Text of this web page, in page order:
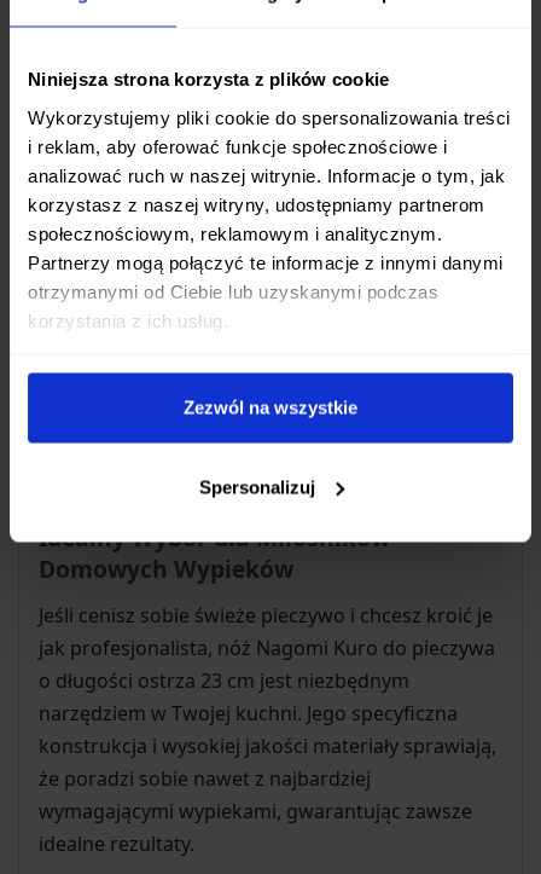
Niniejsza strona korzysta z plików cookie
Wykorzystujemy pliki cookie do spersonalizowania treści
i reklam, aby oferować funkcje społecznościowe i
analizować ruch w naszej witrynie. Informacje o tym, jak
korzystasz z naszej witryny, udostępniamy partnerom
społecznościowym, reklamowym i analitycznym.
Partnerzy mogą połączyć te informacje z innymi danymi
otrzymanymi od Ciebie lub uzyskanymi podczas
korzystania z ich usług.
Zezwól na wszystkie
Spersonalizuj
z wysokiej jakości, 33-warstwowej stali, która
trwałość krawędzi, ale także piękny wzór.
Rdzeń ostrza stanowi stal molibdenowo-
wanadowa, znana ze swojej odporności na
korozję i łatwości ostrzenia (choć w
przypadku ząbków, ostrzenie wymaga
specjalistycznych narzędzi).
Ergonomiczna Rękojeść z Drewna Pakka:
Klasyczna rękojeść wykonana z prasowanego
zapewniając pewny chwyt i komfort
użytkowania nawet podczas dłuższego
krojenia. Materiał ten jest trwały i odporny na
Idealny Wybór dla Miłośników
Domowych Wypieków
Jeśli cenisz sobie świeże pieczywo i chcesz kroić je
jak profesjonalista, nóż Nagomi Kuro do pieczywa
o długości ostrza 23 cm jest niezbędnym
narzędziem w Twojej kuchni. Jego specyficzna
konstrukcja i wysokiej jakości materiały sprawiają,
że poradzi sobie nawet z najbardziej
wymagającymi wypiekami, gwarantując zawsze
idealne rezultaty.